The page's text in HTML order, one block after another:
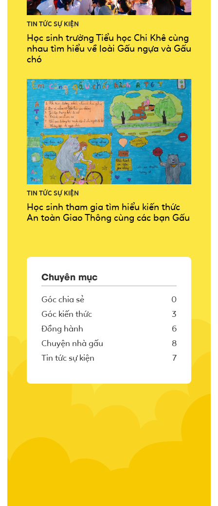
TIN TỨC SỰ KIỆN
Học sinh trường Tiểu học Chi Khê cùng
nhau tìm hiểu về loài Gấu ngựa và Gấu
chó
TIN TỨC SỰ KIỆN
Học sinh tham gia tìm hiểu kiến thức
An toàn Giao Thông cùng các bạn Gấu
Chuyên mục
Góc chia sẻ
0
Góc kiến thức
3
Đồng hành
6
Chuyện nhà gấu
8
Tin tức sự kiện
7